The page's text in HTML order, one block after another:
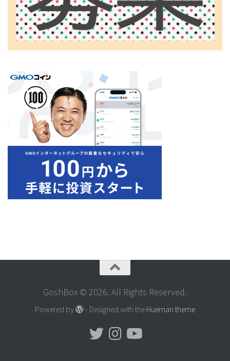
GoshBox © 2026. All Rights Reserved.
Powered by - Designed with the Hueman theme